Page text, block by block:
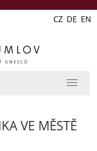
CZ DE EN
VE MĚSTĚ